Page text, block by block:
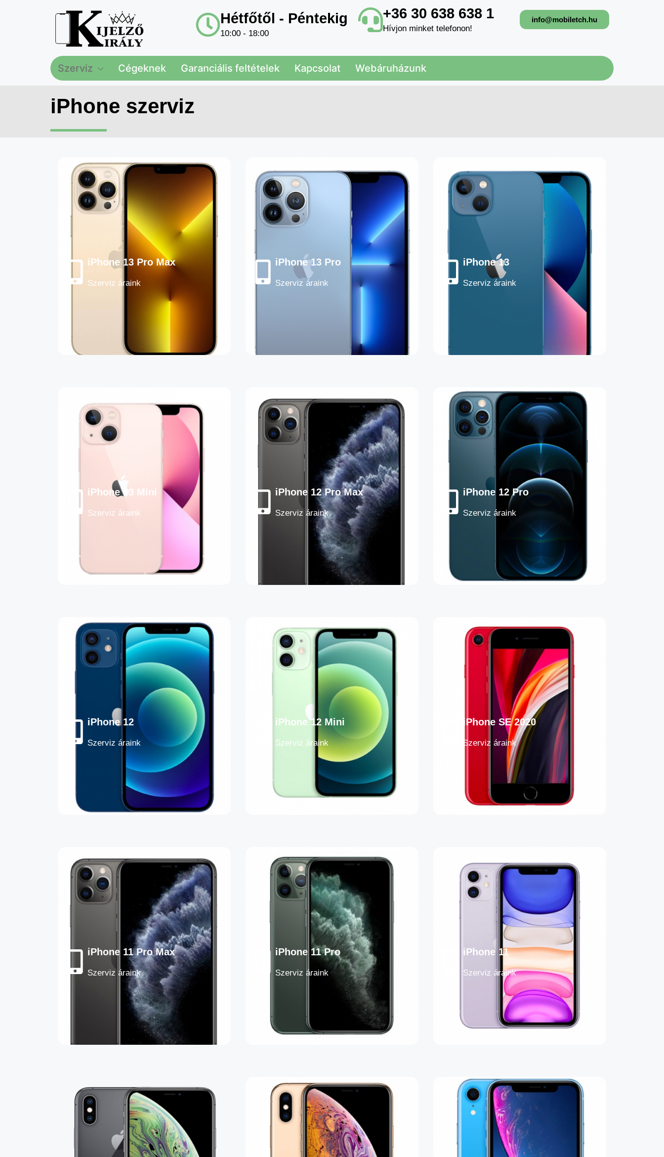
Hétfőtől - Péntekig
10:00 - 18:00
+36 30 638 638 1
Hívjon minket telefonon!
info@mobiletch.hu
Szerviz Cégeknek Garanciális feltételek Kapcsolat Webáruházunk
iPhone szerviz
iPhone 13 Pro Max
Szerviz áraink
iPhone 13 Pro
Szerviz áraink
iPhone 13
Szerviz áraink
iPhone 13 Mini
Szerviz áraink
iPhone 12 Pro Max
Szerviz áraink
iPhone 12 Pro
Szerviz áraink
iPhone 12
Szerviz áraink
iPhone 12 Mini
Szerviz áraink
iPhone SE 2020
Szerviz áraink
iPhone 11 Pro Max
Szerviz áraink
iPhone 11 Pro
Szerviz áraink
iPhone 11
Szerviz áraink